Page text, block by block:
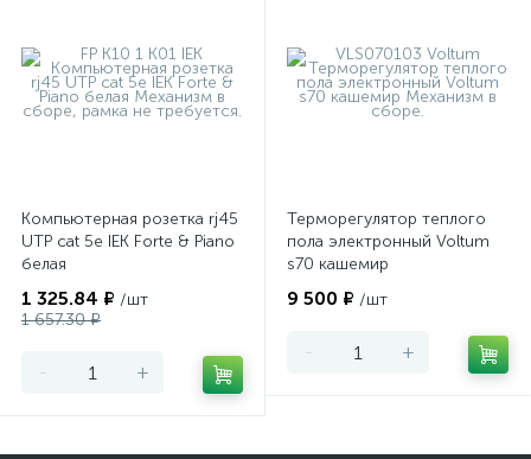
Компьютерная розетка rj45
UTP cat 5e IEK Forte & Piano
белая
1 325.84 ₽ /шт
1 657.30 ₽
- +
Терморегулятор теплого
пола электронный Voltum
s70 кашемир
9 500 ₽ /шт
- +